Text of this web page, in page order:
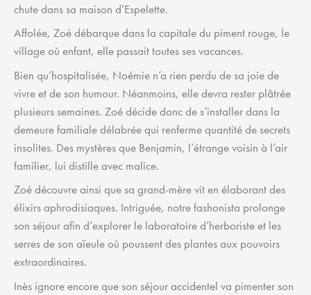
chute dans sa maison d’Espelette.
Affolée, Zoé débarque dans la capitale du piment rouge, le
village où enfant, elle passait toutes ses vacances.
Bien qu’hospitalisée, Noémie n’a rien perdu de sa joie de
vivre et de son humour. Néanmoins, elle devra rester plâtrée
plusieurs semaines. Zoé décide donc de s’installer dans la
demeure familiale délabrée qui renferme quantité de secrets
insolites. Des mystères que Benjamin, l’étrange voisin à l’air
familier, lui distille avec malice.
Zoé découvre ainsi que sa grand-mère vit en élaborant des
élixirs aphrodisiaques. Intriguée, notre fashonista prolonge
son séjour afin d’explorer le laboratoire d’herboriste et les
serres de son aïeule où poussent des plantes aux pouvoirs
extraordinaires.
Inès ignore encore que son séjour accidentel va pimenter son